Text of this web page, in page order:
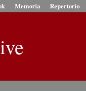
Memoria Repertorio